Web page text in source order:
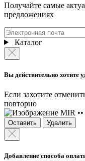
Получайте самые
предложениях
Каталог
Вы действительно хотите
Если захотите
повторно
MIR ••
Оставить Удалить
Добавление способа